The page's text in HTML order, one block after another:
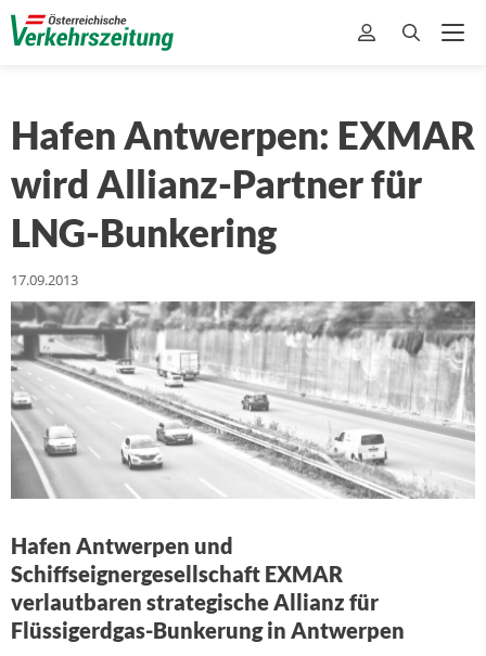
Hafen Antwerpen: EXMAR
wird Allianz-Partner für
LNG-Bunkering
17.09.2013
Hafen Antwerpen und
Schiffseignergesellschaft EXMAR
verlautbaren strategische Allianz für
Flüssigerdgas-Bunkerung in Antwerpen